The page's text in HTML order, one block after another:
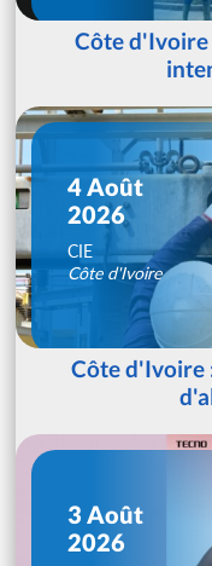
Côte d'Ivoire
4 Août
2026
CIE
Côte d'Ivoire
Côte d'Ivoire
3 Août
2026